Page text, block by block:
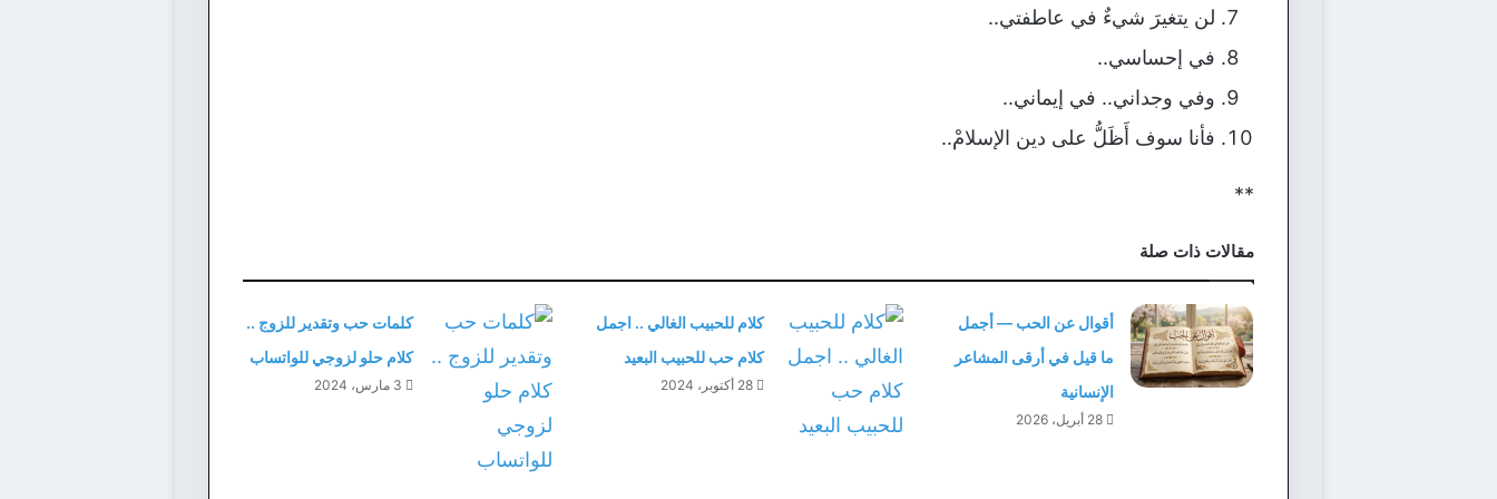
لن يتغيرَ شيءٌ في عاطفتي..
في إحساسي..
وفي وجداني.. في إيماني..
فأنا سوف أَظَلُّ على دين الإسلامْ..
**
مقالات ذات صلة
أقوال عن الحب — أجمل
ما قيل في أرقى المشاعر
الإنسانية
28 أبريل، 2026
كلام للحبيب الغالي .. اجمل
كلام حب للحبيب البعيد
28 أكتوبر، 2024
كلمات حب وتقدير للزوج ..
كلام حلو لزوجي للواتساب
3 مارس، 2024